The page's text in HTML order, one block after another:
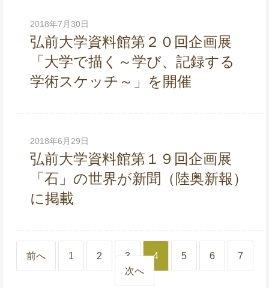
2018年7月30日
弘前大学資料館第２０回企画展
「大学で描く～学び、記録する
学術スケッチ～」を開催
2018年6月29日
弘前大学資料館第１９回企画展
「石」の世界が新聞（陸奥新報）
に掲載
前へ 1 2 3 4 5 6
7
次へ